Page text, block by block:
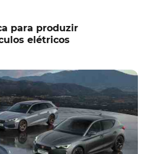
para produzir
elétricos